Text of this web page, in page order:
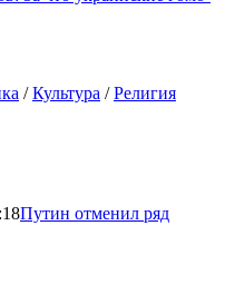
/Культура /Религия
Путин отменил ряд